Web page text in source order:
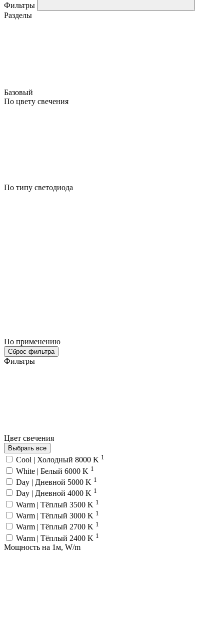
Фильтры
Разделы
Базовый
По цвету свечения
По типу светодиода
По применению
Сброс фильтра
Фильтры
Цвет свечения
Выбрать все
Cool | Холодный 8000 K 1
White | Белый 6000 K 1
Day | Дневной 5000 K 1
Day | Дневной 4000 K 1
Warm | Тёплый 3500 K 1
Warm | Тёплый 3000 K 1
Warm | Тёплый 2700 K 1
Warm | Тёплый 2400 K 1
Мощность на 1м, W/m